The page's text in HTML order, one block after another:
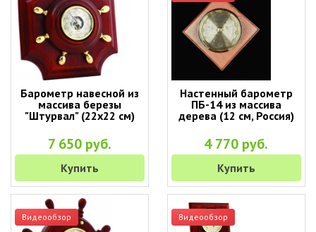
Барометр навесной из
массива березы
"Штурвал" (22х22 см)
7 650 руб.
Купить
Настенный барометр
ПБ-14 из массива
дерева (12 см, Россия)
4 770 руб.
Купить
Видеообзор Видеообзор